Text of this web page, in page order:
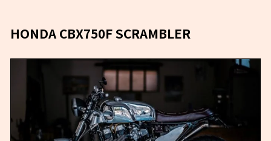
HONDA CBX750F SCRAMBLER